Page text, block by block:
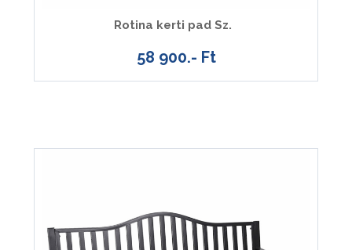
Rotina kerti pad Sz.
58 900.- Ft